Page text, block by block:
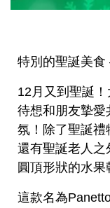
特別的聖誕美
12月又到聖誕
待想和朋友摯
氛！除了聖誕禮
還有聖誕老人之
圓頂形狀的水果
這款名為